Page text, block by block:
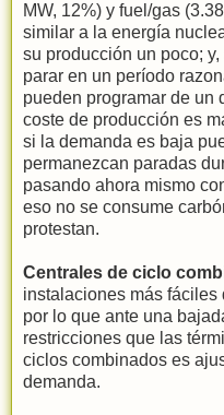
MW, 12%) y fuel/gas
similar a la energía
su producción un poco;
parar en un período
pueden programar de un
coste de producción es
si la demanda es baja
permanezcan paradas
pasando ahora mismo
eso no se consume
protestan.
Centrales de ciclo
instalaciones más fáciles
por lo que ante una
restricciones que las
ciclos combinados es
demanda.